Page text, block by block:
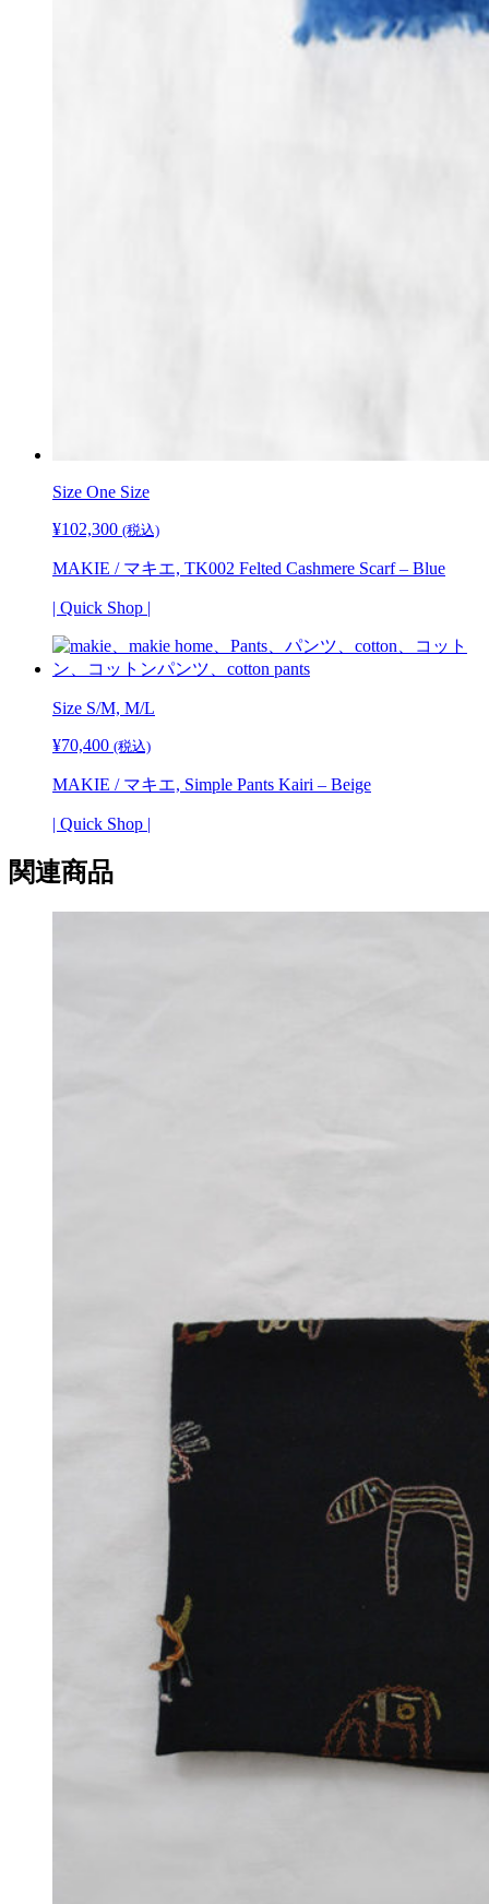
Size One Size
¥102,300 (税込)
MAKIE / マキエ, TK002 Felted Cashmere Scarf – Blue
| Quick Shop |
Size S/M, M/L
¥70,400 (税込)
MAKIE / マキエ, Simple Pants Kairi – Beige
| Quick Shop |
関連商品